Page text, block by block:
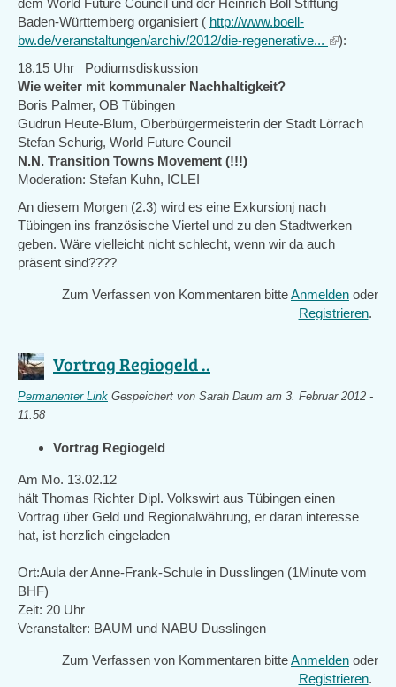
dem World Future Council und der Heinrich Böll Stiftung
Baden-Württemberg organisiert ( http://www.boell-
bw.de/veranstaltungen/archiv/2012/die-regenerative... (link
):
18.15 Uhr Podiumsdiskussion
Wie weiter mit kommunaler Nachhaltigkeit?
Boris Palmer, OB Tübingen
Gudrun Heute-Blum, Oberbürgermeisterin der Stadt Lörrach
Stefan Schurig, World Future Council
N.N. Transition Towns Movement (!!!)
Moderation: Stefan Kuhn, ICLEI
An diesem Morgen (2.3) wird es eine Exkursionj nach
Tübingen ins französische Viertel und zu den Stadtwerken
geben. Wäre vielleicht nicht schlecht, wenn wir da auch
präsent sind????
Zum Verfassen von Kommentaren bitteAnmelden oder
Registrieren.
Vortrag Regiogeld ..
Permanenter Link Gespeichert von Sarah Daum am 3. Februar 2012 -
11:58
Vortrag Regiogeld
Am Mo. 13.02.12
hält Thomas Richter Dipl. Volkswirt aus Tübingen einen
Vortrag über Geld und Regionalwährung, er daran interesse
hat, ist herzlich eingeladen
Ort:Aula der Anne-Frank-Schule in Dusslingen (1Minute vom
BHF)
Zeit: 20 Uhr
Veranstalter: BAUM und NABU Dusslingen
Zum Verfassen von Kommentaren bitteAnmelden oder
Registrieren.